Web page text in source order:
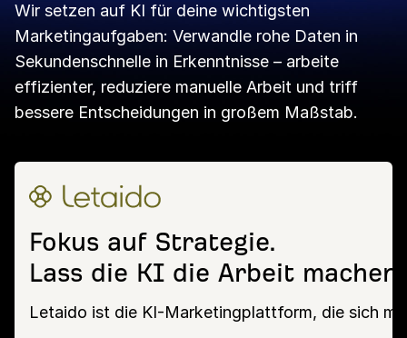
Wir setzen auf KI für deine wichtigsten
Marketingaufgaben: Verwandle rohe Daten in
Sekundenschnelle in Erkenntnisse – arbeite
effizienter, reduziere manuelle Arbeit und triff
bessere Entscheidungen in großem Maßstab.
Fokus auf Strategie.
Lass die KI die Arbeit machen.
Letaido ist die KI-Marketingplattform, die sich